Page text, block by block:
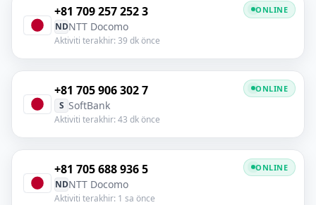
+81 709 257 252 3
NDNTT Docomo
Aktiviti terakhir: 39 dk önce
ONLINE
+81 705 906 302 7
S SoftBank
Aktiviti terakhir: 43 dk önce
ONLINE
+81 705 688 936 5
NDNTT Docomo
Aktiviti terakhir: 1 sa önce
ONLINE